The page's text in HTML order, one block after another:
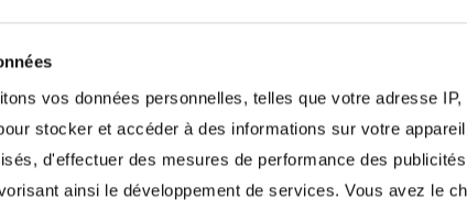
vos données personnelles, telles que votre adresse IP,
stocker et accéder à des informations sur votre
d'effectuer des mesures de performance des
ainsi le développement de services. Vous avez le
du Petit Hinges, 62232 Hinges
samedi
08 août
samedi
22 août